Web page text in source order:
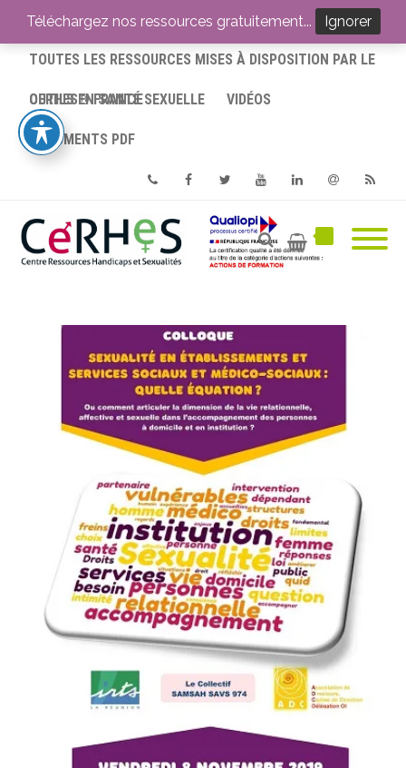
ACCUEIL
TOUTES LES RESSOURCES MISES À DISPOSITION PAR LE
CERHES® FRANCE
OUTILS EN SANTÉ SEXUELLE VIDÉOS
DOCUMENTS PDF
PhoneFacebookTwitterYoutube
Téléchargez nos ressources gratuitement... Ignorer